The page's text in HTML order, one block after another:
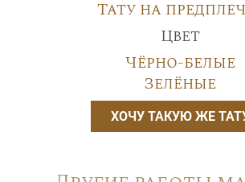
Тату на
Цвет
Чёрно-белые
Зелёные
ХОЧУ ТАКУЮ ЖЕ